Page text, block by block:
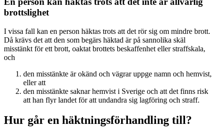
brottslighet
I vissa fall kan en person häktas trots att det rör sig om mindre brott.
Då krävs det att den som begärs häktad är på sannolika skäl
misstänkt för ett brott, oaktat brottets beskaffenhet eller straffskala,
och
den misstänkte är okänd och vägrar uppge namn och hemvist,
eller att
den misstänkte saknar hemvist i Sverige och att det finns risk
att han flyr landet för att undandra sig lagföring och straff.
Hur går en häktningsförhandling till?